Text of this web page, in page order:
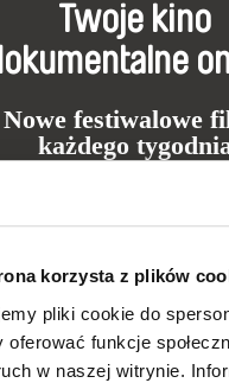
korzysta z plików
pliki cookie do
oferować funkcje
w naszej witrynie.
Twoje kino
Nowe festiwalowe
każdego
i promować wartościowe
Członkowie Doc Alliance